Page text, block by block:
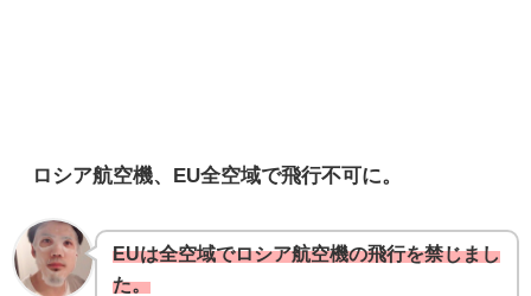
ロシア航空機、EU全空域で飛行不可に。
EUは全空域でロシア航空機の飛行を禁じまし
た。